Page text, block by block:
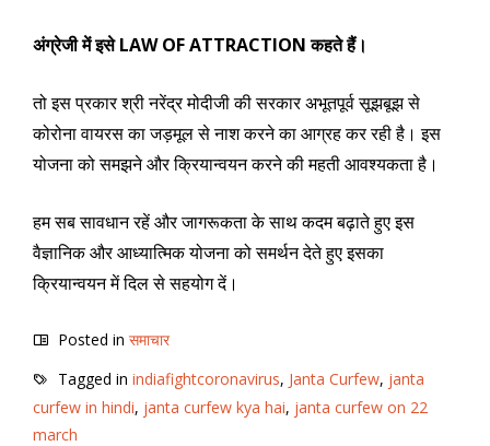
अंग्रेजी में इसे LAW OF ATTRACTION कहते हैं।
तो इस प्रकार श्री नरेंद्र मोदीजी की सरकार अभूतपूर्व सूझबूझ से
कोरोना वायरस का जड़मूल से नाश करने का आग्रह कर रही है। इस
योजना को समझने और क्रियान्वयन करने की महती आवश्यकता है।
हम सब सावधान रहें और जागरूकता के साथ कदम बढ़ाते हुए इस
वैज्ञानिक और आध्यात्मिक योजना को समर्थन देते हुए इसका
क्रियान्वयन में दिल से सहयोग दें।
Posted in समाचार
Tagged in indiafightcoronavirus, Janta Curfew, janta
curfew in hindi, janta curfew kya hai, janta curfew on 22
march